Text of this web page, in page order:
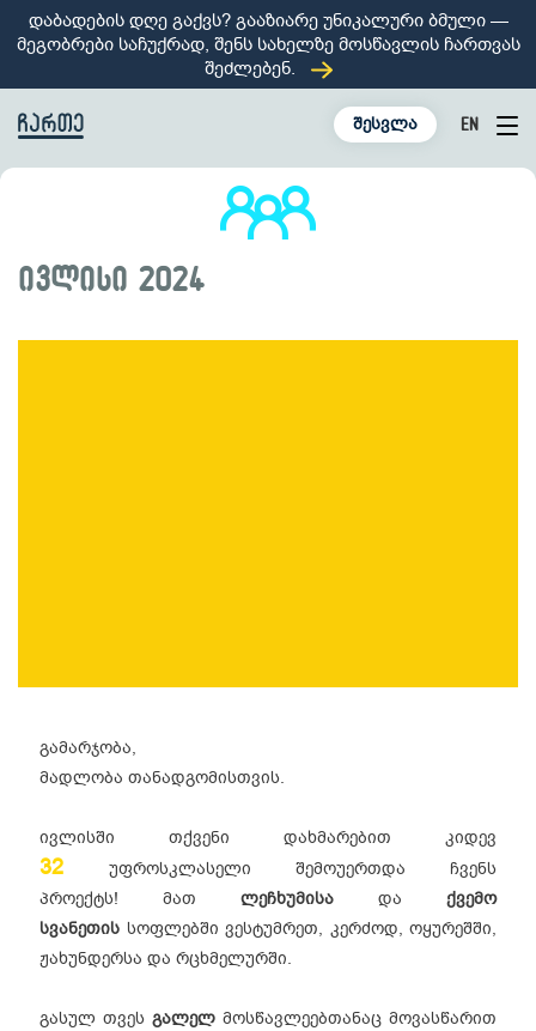
დაბადების დღე გაქვს? გააზიარე უნიკალური ბმული —
მეგობრები საჩუქრად, შენს სახელზე მოსწავლის ჩართვას
შეძლებენ.
შესვლა EN
ივლისი 2024
გამარჯობა,
მადლობა თანადგომისთვის.
ივლისში თქვენი დახმარებით კიდევ
32
უფროსკლასელი შემოუერთდა ჩვენს
პროექტს! მათ ლეჩხუმისა და ქვემო
სვანეთის სოფლებში ვესტუმრეთ, კერძოდ, ოყურეშში,
ჟახუნდერსა და რცხმელურში.
გასულ თვეს გალელ მოსწავლეებთანაც მოვასწარით